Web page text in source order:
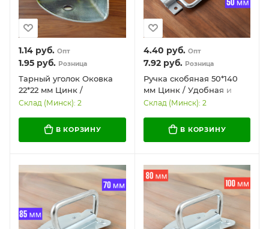
1.14 руб. Опт
1.95 руб. Розница
Тарный уголок Оковка
22*22 мм Цинк /
Надежный и
Склад (Минск): 2
В КОРЗИНУ
4.40 руб. Опт
7.92руб. Розница
Ручка скобяная 50*140
мм Цинк / Удобная и
надежная
Склад (Минск): 2
В КОРЗИНУ